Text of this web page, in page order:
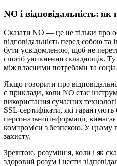
NO і відповідальність: як
Сказати NO — це не тільки про
відповідальність перед собою
бути усвідомленою, щоб не
спосіб уникнення складнощів.
між власними потребами та
Якщо говорити про
є приклади, коли NO стає
використання сучасних
SSL-сертифікати, які гарантують
персональної інформації,
компроміси з безпекою. У цьому
захисту.
Зрештою, розуміння, коли і як
здоровий розум і нести